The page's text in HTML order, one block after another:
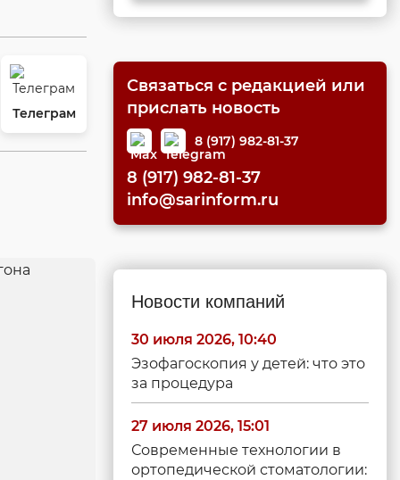
Телеграм
Связаться с редакцией или
прислать новость
8 (917) 982-81-37
8 (917) 982-81-37
info@sarinform.ru
Новости компаний
30 июля 2026, 10:40
Эзофагоскопия у детей: что это
за процедура
27 июля 2026, 15:01
Современные технологии в
ортопедической стоматологии: